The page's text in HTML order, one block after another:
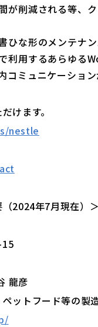
が削減される等、
ひな形のメンテナ
利用するあらゆる
コミュニケーショ
けます。
nestle
2024年7月現在）＞
龍彦
ットフード等の製